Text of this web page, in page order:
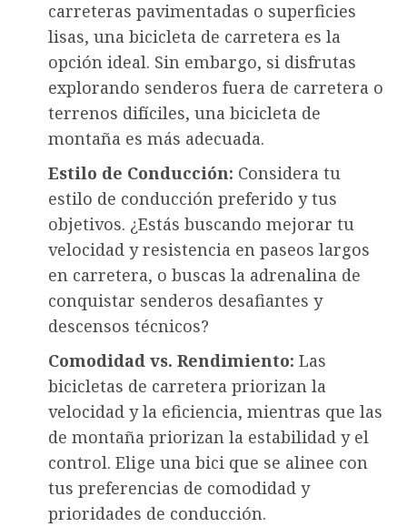
carreteras pavimentadas o superficies
lisas, una bicicleta de carretera es la
opción ideal. Sin embargo, si disfrutas
explorando senderos fuera de carretera o
terrenos difíciles, una bicicleta de
montaña es más adecuada.
Estilo de Conducción: Considera tu
estilo de conducción preferido y tus
objetivos. ¿Estás buscando mejorar tu
velocidad y resistencia en paseos largos
en carretera, o buscas la adrenalina de
conquistar senderos desafiantes y
descensos técnicos?
Comodidad vs. Rendimiento: Las
bicicletas de carretera priorizan la
velocidad y la eficiencia, mientras que las
de montaña priorizan la estabilidad y el
control. Elige una bici que se alinee con
tus preferencias de comodidad y
prioridades de conducción.